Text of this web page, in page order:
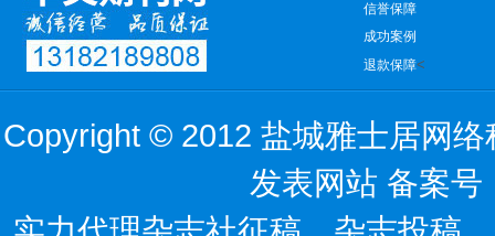
信誉保障
成功案例
退款保障<
Copyright © 2012 盐城雅士居网
发表网站 备案号